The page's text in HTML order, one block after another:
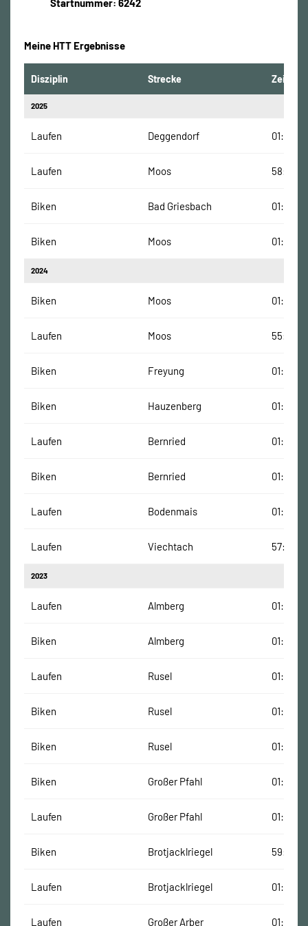
Startnummer: 6242
Meine HTT Ergebnisse
Disziplin Strecke Zeit
2025
Laufen Deggendorf
Laufen Moos 58:10
Biken Bad Griesbach
Biken Moos
2024
Biken Moos
Laufen Moos 55:02
Biken Freyung
Biken Hauzenberg
Laufen Bernried
Biken Bernried
Laufen Bodenmais
Laufen Viechtach 57:58
2023
Laufen Almberg
Biken Almberg
Laufen Rusel
Biken Rusel
Biken Rusel
Biken Großer Pfahl
Laufen Großer Pfahl
Biken Brotjacklriegel 59:59
Laufen Brotjacklriegel
Laufen Großer Arber